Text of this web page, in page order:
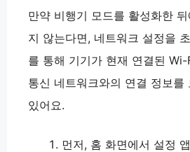
만약 비행기 모드를 활성화한
지 않는다면, 네트워크 설정을
를 통해 기기가 현재 연결된
통신 네트워크와의 연결 정보를
있어요.
먼저, 홈 화면에서 설정